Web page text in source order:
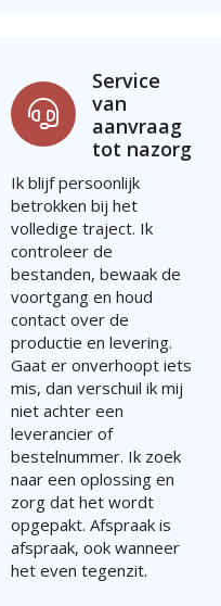
Service
van
aanvraag
tot nazorg
Ik blijf persoonlijk
betrokken bij het
volledige traject. Ik
controleer de
bestanden, bewaak de
voortgang en houd
contact over de
productie en levering.
Gaat er onverhoopt iets
mis, dan verschuil ik mij
niet achter een
leverancier of
bestelnummer. Ik zoek
naar een oplossing en
zorg dat het wordt
opgepakt. Afspraak is
afspraak, ook wanneer
het even tegenzit.